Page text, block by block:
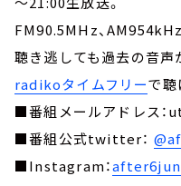
FM90.5MHz、
聴き逃しても過去の音声
radikoタイムフリーで聴
■番組メールアドレス
■番組公式twitter：
■Instagram：